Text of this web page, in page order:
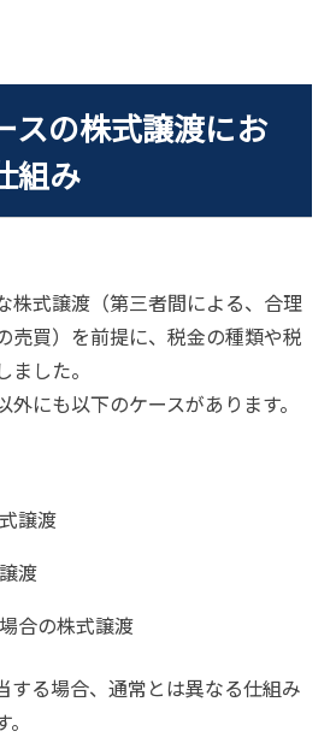
スの株式譲渡にお
組み
株式譲渡（第三者間による、合理
売買）を前提に、税金の種類や税
した。
にも以下のケースがあります。
譲渡
渡
合の株式譲渡
する場合、通常とは異なる仕組み